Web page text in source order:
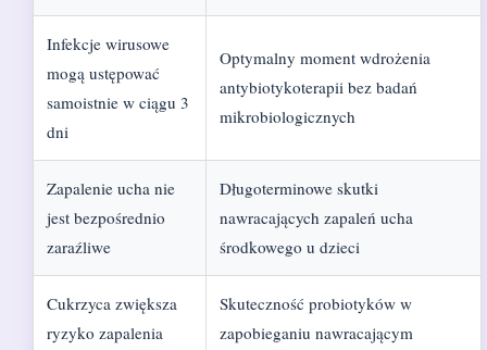
Infekcje wirusowe
mogą ustępować
samoistnie w ciągu 3
dni
Optymalny moment wdrożenia
antybiotykoterapii bez badań
mikrobiologicznych
Zapalenie ucha nie
jest bezpośrednio
zaraźliwe
Długoterminowe skutki
nawracających zapaleń ucha
środkowego u dzieci
Cukrzyca zwiększa
ryzyko zapalenia
Skuteczność probiotyków w
zapobieganiu nawracającym